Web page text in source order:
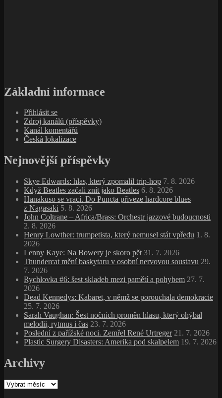
Základní informace
Přihlásit se
Zdroj kanálů (příspěvky)
Kanál komentářů
Česká lokalizace
Nejnovější příspěvky
Skye Edwards: hlas, který zpomalil trip‑hop 7. 8. 2026
Když Beatles začali znít jako Beatles 6. 8. 2026
Hanakuso se vrací. Do Puncta přiveze hardcore blues
z Nagasaki 5. 8. 2026
John Coltrane – Africa/Brass: Orchestr jazzové budoucnosti
2. 8. 2026
Henry Lowther: trumpetista, který nemusel stát vpředu 1. 8.
2026
Lenny Kaye: Na Bowery je skoro pět 31. 7. 2026
Thundercat mění baskytaru v osobní nervovou soustavu 29.
7. 2026
Rychlovka #6: šest skladeb mezi pamětí a pohybem 27. 7.
2026
Dead Kennedys: Kabaret, v němž se porouchala demokracie
25. 7. 2026
Sarah Vaughan: Šest nočních proměn hlasu, který ohýbal
melodii, rytmus i čas 23. 7. 2026
Poslední z pařížské noci. Zemřel René Urtreger 21. 7. 2026
Plastic Surgery Disasters: Amerika pod skalpelem 19. 7. 2026
Archivy
Archivy